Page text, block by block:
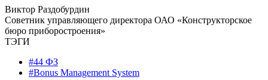
Виктор Раздобурдин
Советник управляющего директора ОАО «Конструкторское
бюро приборостроения»
ТЭГИ
#44 ФЗ
#Bonus Management System